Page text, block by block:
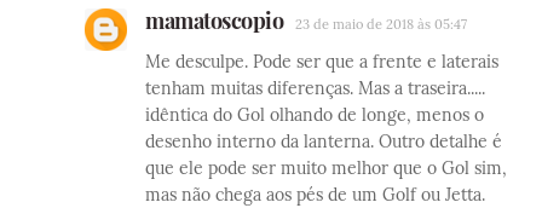
mamatoscopio 23 de maio de 2018 às 05:47
Me desculpe. Pode ser que a frente e laterais
tenham muitas diferenças. Mas a traseira.....
idêntica do Gol olhando de longe, menos o
desenho interno da lanterna. Outro detalhe é
que ele pode ser muito melhor que o Gol sim,
mas não chega aos pés de um Golf ou Jetta.